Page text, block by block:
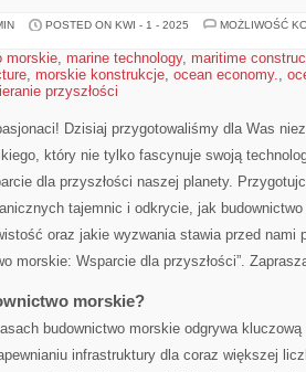
POSTED ON KWI - 1 - 2025
MOŻLIWOŚĆ
morskie, marine technology, maritime
, morskie konstrukcje, ocean economy.,
przyszłości
Dzisiaj przygotowaliśmy dla ​Was
który nie tylko ​fascynuje swoją
dla przyszłości ⁢naszej planety.
tajemnic ‍i odkrycie, jak
⁣oraz jakie ⁢wyzwania stawia ‍przed ‍nami
morskie: Wsparcie dla przyszłości”.
‌morskie?
budownictwo morskie​ odgrywa kluczową
infrastruktury dla coraz ⁤większej